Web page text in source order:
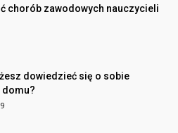
chorób zawodowych nauczycieli
dowiedzieć się o sobie
domu?